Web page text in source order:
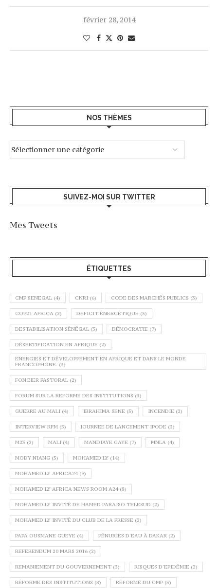
février 28, 2014
NOS THÈMES
SUIVEZ-MOI SUR TWITTER
Mes Tweets
ÉTIQUETTES
CMP SENEGAL (4) CNRI (6) CODE DES MARCHÉS PUBLICS (3)
COP21 AFRICA (2) DEFICIT ÉNERGÉTIQUE (3)
DESTABILISATION SÉNÉGAL (3) DÉMOCRATIE (7)
DÉSERTIFICATION EN AFRIQUE (2)
ENERGIES ET DÉVELOPPEMENT EN AFRIQUE ET DANS LE MONDE
FRANCOPHONE. (3)
FONCIER PASTORAL (2)
FORUM SUR LA REFORME DES INSTITUTIONS (3)
GUERRE AU MALI (4) IBRAHIMA SENE (5) INCENDIE (2)
INTERVIEW RFM (5) JOURNEE DE LANCEMENT IPODE (3)
M23 (2) MALI (4) MANDIAYE GAYE (7) MNLA (4)
MODY NIANG (5) MOHAMED LY (14)
MOHAMED LY AFRICA24 (9)
MOHAMED LY AFRICA NEWS ROOM A24 (8)
MOHAMED LY INVITÉ DE HAMED PARAISO TELESUD (2)
MOHAMED LY INVITÉ DU CLUB DE LA PRESSE (2)
PAPA OUSMANE GUEYE (4) PÉNURIES D'EAU À DAKAR (2)
REFERENDUM 20 MARS 2016 (2)
REMANIEMENT DU GOUVERNEMENT (3) RISQUES D'EPIDÉMIE (2)
RÉFORME DES INSTITUTIONS (8) RÉFORME DU CMP (3)